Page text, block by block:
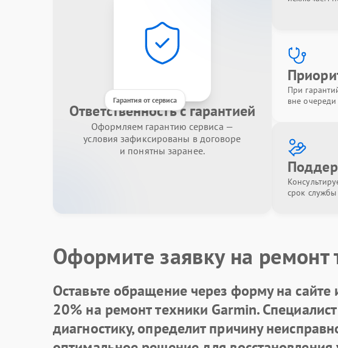
Гарантия от сервиса
Ответственность с гарантией
Оформляем гарантию сервиса —
условия зафиксированы в договоре
и понятны заранее.
При
вне
срок
Оформите заявку на ремонт
Оставьте обращение через форму на сайте
20% на ремонт техники Garmin.
диагностику, определит причину